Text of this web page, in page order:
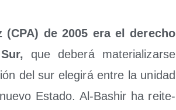
de 2005 era el dere­cho
que debe­rá mate­ria­li­zar­se
del sur ele­gi­rá entre la uni­dad
Esta­do. Al-Bashir ha reite­